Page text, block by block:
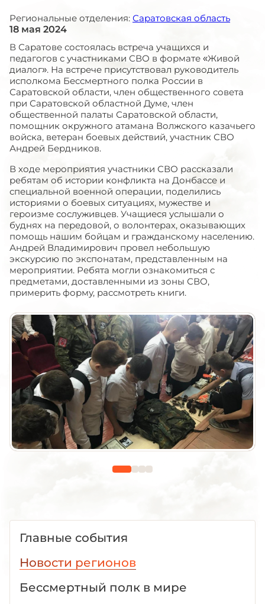
Региональные отделения: Саратовская область
18 мая 2024
В Саратове состоялась встреча учащихся и
педагогов с участниками СВО в формате «Живой
диалог». На встрече присутствовал руководитель
исполкома Бессмертного полка России в
Саратовской области, член общественного совета
при Саратовской областной Думе, член
общественной палаты Саратовской области,
помощник окружного атамана Волжского казачьего
войска, ветеран боевых действий, участник СВО
Андрей Бердников.
В ходе мероприятия участники СВО рассказали
ребятам об истории конфликта на Донбассе и
специальной военной операции, поделились
историями о боевых ситуациях, мужестве и
героизме сослуживцев. Учащиеся услышали о
буднях на передовой, о волонтерах, оказывающих
помощь нашим бойцам и гражданскому населению.
Андрей Владимирович провел небольшую
экскурсию по экспонатам, представленным на
мероприятии. Ребята могли ознакомиться с
предметами, доставленными из зоны СВО,
примерить форму, рассмотреть книги.
Главные события
Новости регионов
Бессмертный полк в мире